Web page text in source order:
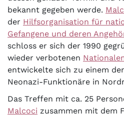
bekannt gegeben werde.
der Hilfsorganisation für
Gefangene und deren
schloss er sich der 1990
wieder verbotenen
entwickelte sich zu einem
Neonazi-Funktionäre in
Das Treffen mit ca. 25
Malcoci zusammen mit dem